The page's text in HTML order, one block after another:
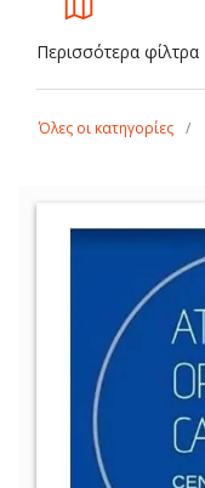
Περισσότερα φίλτρα
Όλες οι κατηγορίες